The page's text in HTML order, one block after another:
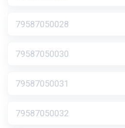
79587050028
79587050030
79587050031
79587050032